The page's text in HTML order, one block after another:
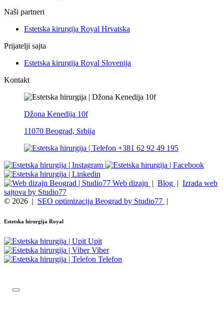
Naši partneri
Estetska kirurgija Royal Hrvatska
Prijatelji sajta
Estetska kirurgija Royal Slovenija
Kontakt
Džona Kenedija 10f
11070 Beograd, Srbija
+381 62 92 49 195
Web dizajn | Blog | Izrada web
sajtova by Studio77
© 2026 | SEO optimizacija Beograd by Studio77 |
Estetska hirurgija Royal
Upit
Viber
Telefon